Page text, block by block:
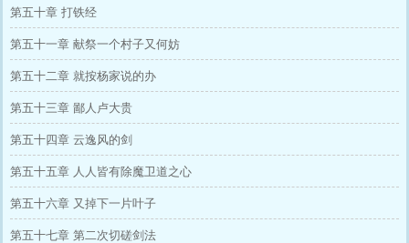
第五十章 打铁经
第五十一章 献祭一个村子又何妨
第五十二章 就按杨家说的办
第五十三章 鄙人卢大贵
第五十四章 云逸风的剑
第五十五章 人人皆有除魔卫道之心
第五十六章 又掉下一片叶子
第五十七章 第二次切磋剑法